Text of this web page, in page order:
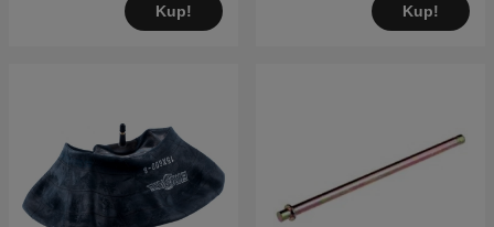
Kup! Kup!